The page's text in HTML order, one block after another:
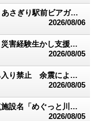
り駅前ビアガーデン
2026/08/06
援活動 応急作業にライト配布
2026/08/05
余震により落石の恐れ
2026/08/05
めぐっと川辺」に決定
2026/08/05